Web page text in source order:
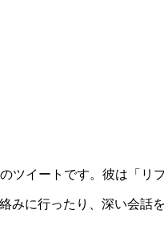
のツイートです。彼は「リ
に行ったり、深い会話